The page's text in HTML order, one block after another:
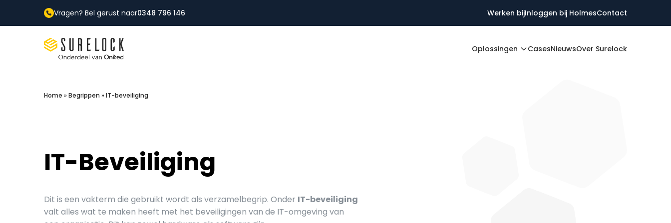
Vragen? Bel gerust naar0348 796 146 Werken bijInloggen bij HolmesContact
Surelock IT Security Services
Oplossingen CasesNieuwsOver Surelock
Home » Begrippen » IT-beveiliging
IT-Beveiliging
Dit is een vakterm die gebruikt wordt als verzamelbegrip. Onder IT-beveiliging
valt alles wat te maken heeft met het beveiligingen van de IT-omgeving van